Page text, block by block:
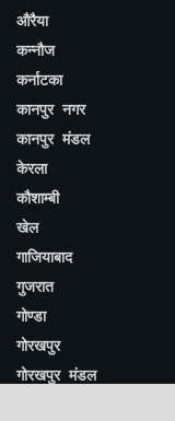
औरैया
कन्नौज
कर्नाटका
कानपुर नगर
कानपुर मंडल
केरला
कौशाम्बी
खेल
गाजियाबाद
गुजरात
गोण्डा
गोरखपुर
गोरखपुर मंडल